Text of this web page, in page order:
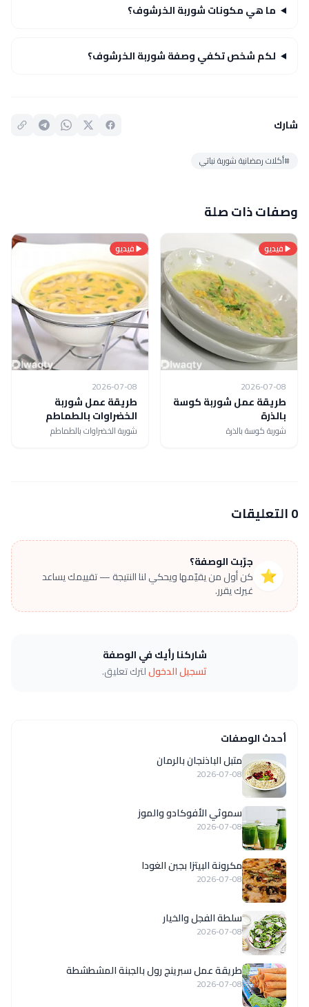
ما هي مكونات شوربة الخرشوف؟
لكم شخص تكفي وصفة شوربة الخرشوف؟
شارك
#أكلات رمضانية شوربة نباتي
وصفات ذات صلة
فيديو
2026-07-08
طريقة عمل شوربة كوسة
بالذرة
شوربة كوسة بالذرة
فيديو
2026-07-08
طريقة عمل شوربة
الخضراوات بالطماطم
شوربة الخضراوات بالطماطم
0 التعليقات
⭐
جرّبت الوصفة؟
كن أول من يقيّمها ويحكي لنا النتيجة — تقييمك يساعد
غيرك يقرر.
شاركنا رأيك في الوصفة
تسجيل الدخوللترك تعليق.
أحدث الوصفات
متبل الباذنجان بالرمان
2026-07-08
سموثي الأفوكادو والموز
2026-07-08
مكرونة البيتزا بجبن الغودا
2026-07-08
سلطة الفجل والخيار
2026-07-08
طريقة عمل سبرينج رول بالجبنة المشطشطة
2026-07-08